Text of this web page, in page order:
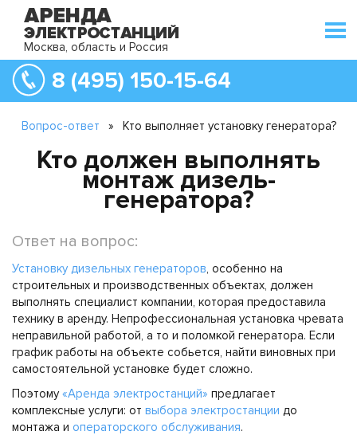
Москва, область и Россия
8 (495) 150-15-64
Вопрос-ответ » Кто выполняет установку генератора?
Кто должен выполнять
монтаж дизель-
генератора?
Ответ на вопрос:
Установку дизельных генераторов, особенно на
строительных и производственных объектах, должен
выполнять специалист компании, которая предоставила
технику в аренду. Непрофессиональная установка чревата
неправильной работой, а то и поломкой генератора. Если
график работы на объекте собьется, найти виновных при
самостоятельной установке будет сложно.
Поэтому«Аренда электростанций» предлагает
комплексные услуги: от выбора электростанции до
монтажа и операторского обслуживания.